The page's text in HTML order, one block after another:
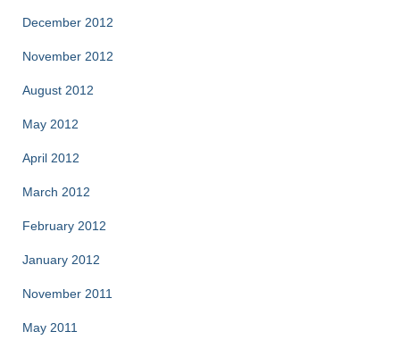
December 2012
November 2012
August 2012
May 2012
April 2012
March 2012
February 2012
January 2012
November 2011
May 2011